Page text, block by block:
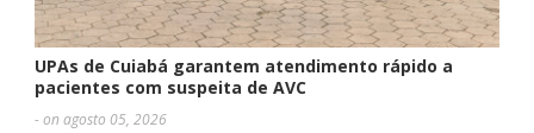
UPAs de Cuiabá garantem atendimento rápido a
pacientes com suspeita de AVC
- on agosto 05, 2026